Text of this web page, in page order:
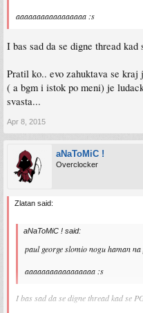
aaaaaaaaaaaaaaaaa :s
I bas sad da se digne thread kad
Pratil ko.. evo zahuktava se
( a bgm i istok po meni) je
svasta...
Apr 8, 2015
aNaToMiC !
Overclocker
Zlatan said:
aNaToMiC ! said:
paul george slomio nogu haman
aaaaaaaaaaaaaaaaa :s
I bas sad da se digne thread kad se